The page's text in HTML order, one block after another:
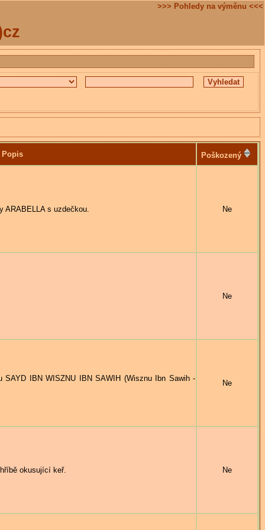
>>> Pohledy na výměnu <<<
Popis Poškozený
ARABELLA s uzdečkou. Ne
Ne
SAYD IBN WISZNU IBN SAWIH (Wisznu Ibn Sawih -
Ne
okusující keř. Ne